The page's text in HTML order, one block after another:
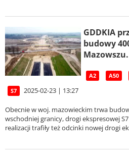
GDDKIA
budowy
A2 A50
S7 2025-02-23 | 13:27
Obecnie w woj. mazowieckim trwa
wschodniej granicy, drogi ekspresowej
realizacji trafiły też odcinki nowej drogi